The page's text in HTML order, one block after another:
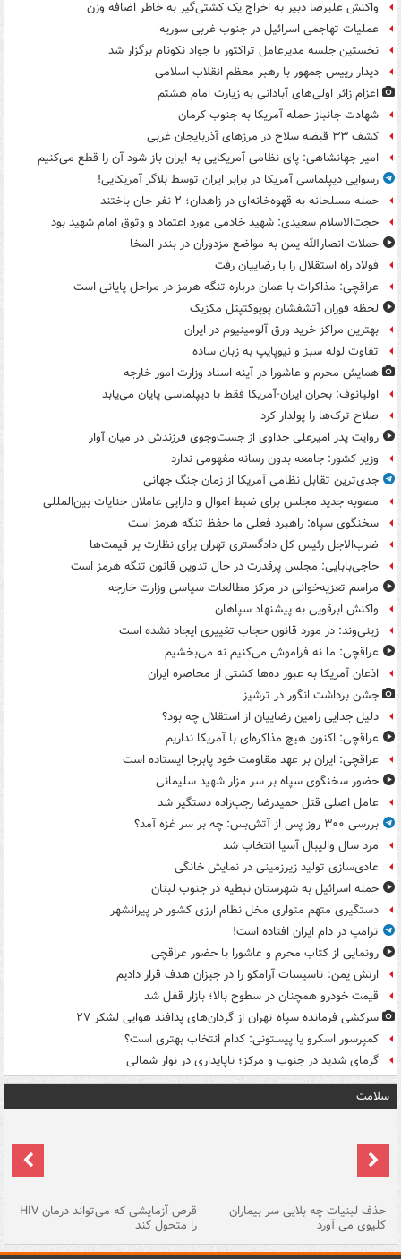
واکنش علیرضا دبیر به اخراج یک کشتی‌گیر به خاطر اضافه وزن
عملیات تهاجمی اسرائیل در جنوب غربی سوریه
نخستین جلسه مدیرعامل تراکتور با جواد نکونام برگزار شد
دیدار رییس جمهور با رهبر معظم انقلاب اسلامی
اعزام زائر اولی‌های آبادانی به زیارت امام هشتم
شهادت جانباز حمله آمریکا به جنوب کرمان
کشف ۳۳ قبضه سلاح در مرزهای آذربایجان غربی
امیر جهانشاهی: پای نظامی آمریکایی به ایران باز شود آن را قطع می‌کنیم
رسوایی دیپلماسی آمریکا در برابر ایران توسط بلاگر آمریکایی!
حمله مسلحانه به قهوه‌خانه‌ای در زاهدان؛ ۲ نفر جان باختند
حجت‌الاسلام سعیدی: شهید خادمی مورد اعتماد و وثوق امام شهید بود
حملات انصارالله یمن به مواضع مزدوران در بندر المخا
فولاد راه استقلال را با رضاییان رفت
عراقچی: مذاکرات با عمان درباره تنگه هرمز در مراحل پایانی است
لحظه فوران آتشفشان پوپوکتپتل مکزیک
بهترین مراکز خرید ورق آلومینیوم در ایران
تفاوت لوله سبز و نیوپایپ به زبان ساده
همایش محرم و عاشورا در آینه اسناد وزارت امور خارجه
اولیانوف: بحران ایران-آمریکا فقط با دیپلماسی پایان می‌یابد
صلاح ترک‌ها را پولدار کرد
روایت پدر امیرعلی جداوی از جست‌وجوی فرزندش در میان آوار
وزیر کشور: جامعه بدون رسانه مفهومی ندارد
جدی‌ترین تقابل نظامی آمریکا از زمان جنگ جهانی
مصوبه جدید مجلس برای ضبط اموال و دارایی عاملان جنایات بین‌المللی
سخنگوی سپاه: راهبرد فعلی ما حفظ تنگه هرمز است
ضرب‌الاجل رئیس کل دادگستری تهران برای نظارت بر قیمت‌ها
حاجی‌بابایی: مجلس پرقدرت در حال تدوین قانون تنگه هرمز است
مراسم تعزیه‌خوانی در مرکز مطالعات سیاسی وزارت خارجه
واکنش ابرقویی به پیشنهاد سپاهان
زینی‌وند: در مورد قانون حجاب تغییری ایجاد نشده است
عراقچی: ما نه فراموش می‌کنیم نه می‌بخشیم
اذعان آمریکا به عبور ده‌ها کشتی از محاصره ایران
جشن برداشت انگور در ترشیز
دلیل جدایی رامین رضاییان از استقلال چه بود؟
عراقچی: اکنون هیچ مذاکره‌ای با آمریکا نداریم
عراقچی: ایران بر عهد مقاومت خود پابرجا ایستاده است
حضور سخنگوی سپاه بر سر مزار شهید سلیمانی
عامل اصلی قتل حمیدرضا رجب‌زاده دستگیر شد
بررسی ۳۰۰ روز پس از آتش‌بس: چه بر سر غزه آمد؟
مرد سال والیبال آسیا انتخاب شد
عادی‌سازی تولید زیرزمینی در نمایش خانگی
حمله اسرائیل به شهرستان نبطیه در جنوب لبنان
دستگیری متهم متواری مخل نظام ارزی کشور در پیرانشهر
ترامپ در دام ایران افتاده است!
رونمایی از کتاب محرم و عاشورا با حضور عراقچی
ارتش یمن: تاسیسات آرامکو را در جیزان هدف قرار دادیم
قیمت خودرو همچنان در سطوح بالا؛ بازار قفل شد
سرکشی فرمانده سپاه تهران از گردان‌های پدافند هوایی لشکر ۲۷
کمپرسور اسکرو یا پیستونی: کدام انتخاب بهتری است؟
گرمای شدید در جنوب و مرکز؛ ناپایداری در نوار شمالی
سلامت
حذف لبنیات چه بلایی سر بیماران
کلیوی می آورد
قرص آزمایشی که می‌تواند درمان HIV
را متحول کند